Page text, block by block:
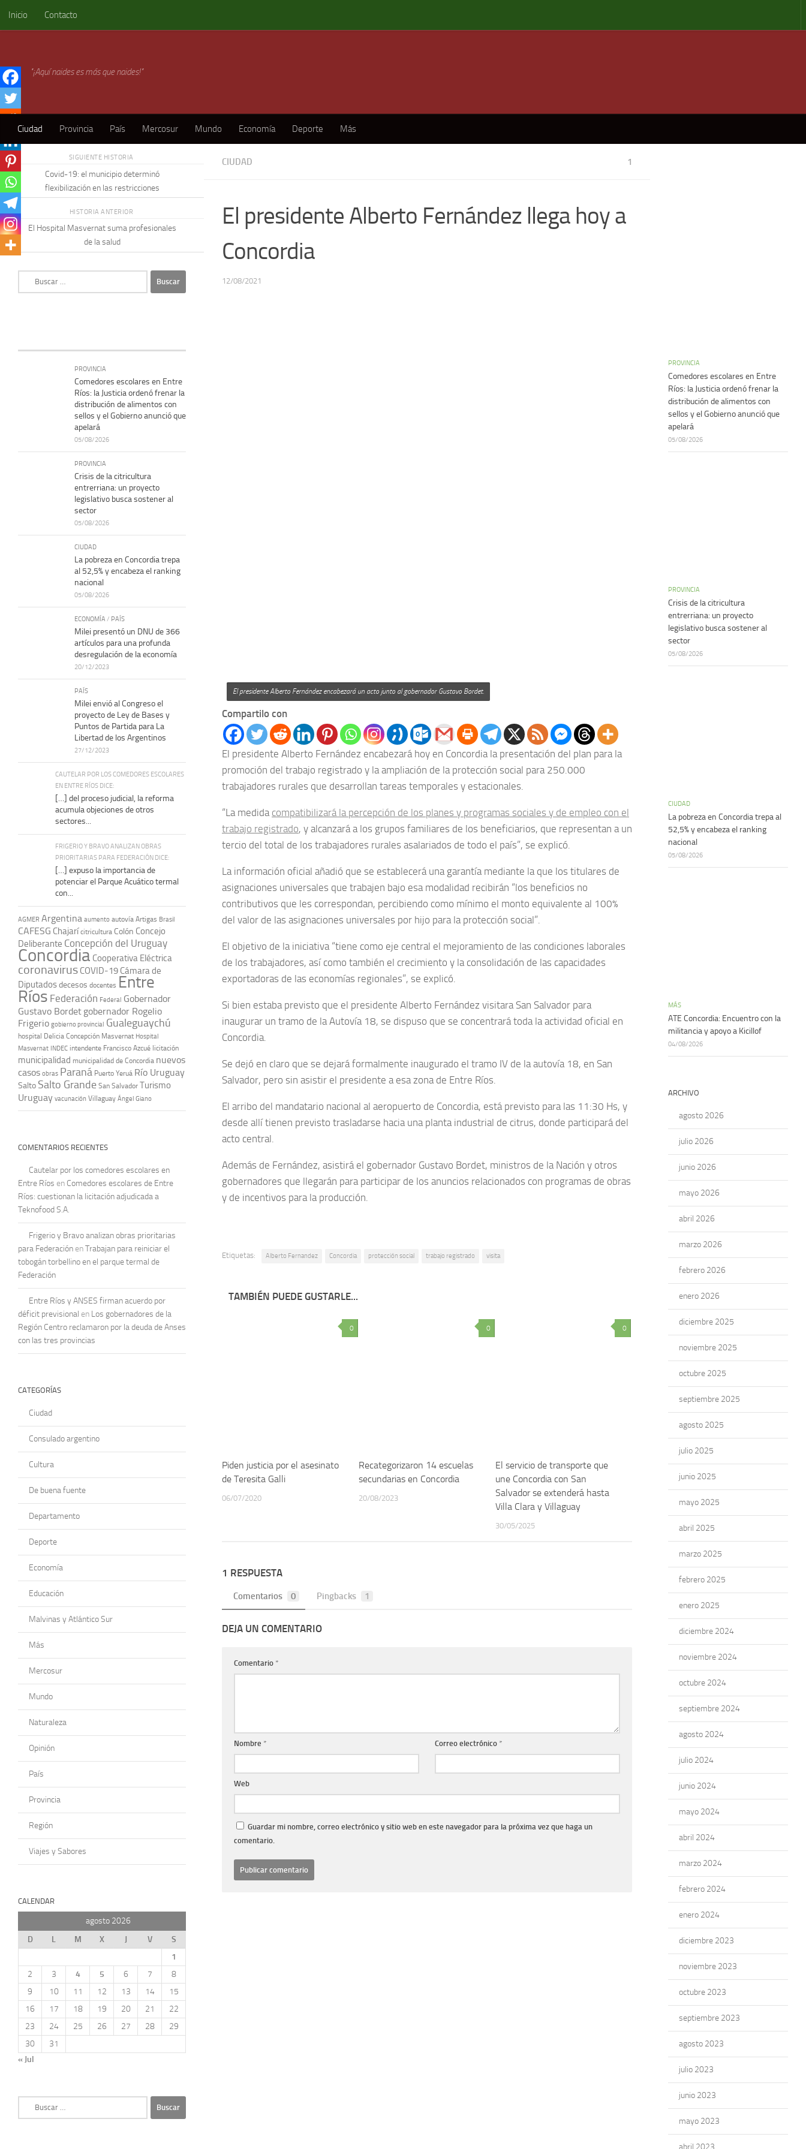
Skip to content
Inicio Contacto
"¡Aquí naides es más que naides!"
Ciudad Provincia País Mercosur Mundo Economía Deporte Más
CIUDAD 1
El presidente Alberto Fernández llega hoy a
Concordia
12/08/2021
El presidente Alberto Fernández encabezará un acto junto al gobernador Gustavo Bordet.
Compartilo con
El presidente Alberto Fernández encabezará hoy en Concordia la presentación del plan para la
promoción del trabajo registrado y la ampliación de la protección social para 250.000
trabajadores rurales que desarrollan tareas temporales y estacionales.
“La medida compatibilizará la percepción de los planes y programas sociales y de empleo con el
trabajo registrado, y alcanzará a los grupos familiares de los beneficiarios, que representan a un
tercio del total de los trabajadores rurales asalariados de todo el país”, se explicó.
La información oficial añadió que se establecerá una garantía mediante la que los titulares de
asignaciones universales que trabajen bajo esa modalidad recibirán “los beneficios no
contributivos que les correspondan, percibiendo como mínimo el monto equivalente al 100%
del valor de las asignaciones universales por hijo para la protección social”.
El objetivo de la iniciativa “tiene como eje central el mejoramiento de las condiciones laborales
de los trabajadores, así como también el crecimiento y la consolidación de las capacidades
exportadoras de las economías regionales”, se explicó.
Si bien estaba previsto que el presidente Alberto Fernández visitara San Salvador para
inaugurar un tramo de la Autovía 18, se dispuso que se concentrará toda la actividad oficial en
Concordia.
Se dejó en claro que se dejará formalmente inaugurado el tramo IV de la autovía 18, en San
Salvador, pero sin asistir el presidente a esa zona de Entre Ríos.
El arribo del mandatario nacional al aeropuerto de Concordia, está previsto para las 11:30 Hs, y
desde allí tienen previsto trasladarse hacia una planta industrial de citrus, donde participará del
acto central.
Además de Fernández, asistirá el gobernador Gustavo Bordet, ministros de la Nación y otros
gobernadores que llegarán para participar de los anuncios relacionados con programas de obras
y de incentivos para la producción.
Etiquetas: Alberto Fernandez Concordia protección social trabajo registrado visita
TAMBIÉN PUEDE GUSTARLE...
0
Piden justicia por el asesinato
de Teresita Galli
06/07/2020
0
Recategorizaron 14 escuelas
secundarias en Concordia
20/08/2023
0
El servicio de transporte que
une Concordia con San
Salvador se extenderá hasta
Villa Clara y Villaguay
30/05/2025
1 RESPUESTA
Comentarios 0 Pingbacks 1
DEJA UN COMENTARIO
Comentario *
Nombre * Correo electrónico *
Web
Guardar mi nombre, correo electrónico y sitio web en este navegador para la próxima vez que haga un
comentario.
SIGUIENTE HISTORIA
Covid-19: el municipio determinó
flexibilización en las restricciones
HISTORIA ANTERIOR
El Hospital Masvernat suma profesionales
de la salud
PROVINCIA
Comedores escolares en Entre
Ríos: la Justicia ordenó frenar la
distribución de alimentos con
sellos y el Gobierno anunció que
apelará
05/08/2026
PROVINCIA
Crisis de la citricultura
entrerriana: un proyecto
legislativo busca sostener al
sector
05/08/2026
CIUDAD
La pobreza en Concordia trepa
al 52,5% y encabeza el ranking
nacional
05/08/2026
ECONOMÍA / PAÍS
Milei presentó un DNU de 366
artículos para una profunda
desregulación de la economía
20/12/2023
PAÍS
Milei envió al Congreso el
proyecto de Ley de Bases y
Puntos de Partida para La
Libertad de los Argentinos
27/12/2023
CAUTELAR POR LOS COMEDORES ESCOLARES
EN ENTRE RÍOS DICE:
[…] del proceso judicial, la reforma
acumula objeciones de otros
sectores...
FRIGERIO Y BRAVO ANALIZAN OBRAS
PRIORITARIAS PARA FEDERACIÓN DICE:
[…] expuso la importancia de
potenciar el Parque Acuático termal
con...
AGMER Argentina aumento autovía Artigas Brasil
CAFESG Chajarí citricultura Colón Concejo
Deliberante Concepción del Uruguay
Concordia Cooperativa Eléctrica
coronavirus COVID-19 Cámara de
Diputadosdecesos docentes Entre
Ríos Federación Federal Gobernador
Gustavo Bordet gobernador Rogelio
Frigerio gobierno provincial Gualeguaychú
hospital Delicia Concepción Masvernat Hospital
Masvernat INDEC intendente Francisco Azcué licitación
municipalidad municipalidad de Concordia nuevos
casos obras Paraná Puerto Yeruá Río Uruguay
Salto Salto Grande San Salvador Turismo
Uruguay vacunación Villaguay Ángel Giano
COMENTARIOS RECIENTES
Cautelar por los comedores escolares en
Entre Ríos en Comedores escolares de Entre
Ríos: cuestionan la licitación adjudicada a
Teknofood S.A.
Frigerio y Bravo analizan obras prioritarias
para Federación enTrabajan para reiniciar el
tobogán torbellino en el parque termal de
Federación
Entre Ríos y ANSES firman acuerdo por
déficit previsional en Los gobernadores de la
Región Centro reclamaron por la deuda de Anses
con las tres provincias
CATEGORÍAS
Ciudad
Consulado argentino
Cultura
De buena fuente
Departamento
Deporte
Economía
Educación
Malvinas y Atlántico Sur
Más
Mercosur
Mundo
Naturaleza
Opinión
País
Provincia
Región
Viajes y Sabores
CALENDAR
agosto 2026
D
L M X J V
S
1
2
3 4 5 6 7
8
9
10 11 12 13 14
15
16
17 18 19 20 21
22
23
24 25 26 27 28
29
30
31
« Jul
PROVINCIA
Comedores escolares en Entre
Ríos: la Justicia ordenó frenar la
distribución de alimentos con
sellos y el Gobierno anunció que
apelará
05/08/2026
PROVINCIA
Crisis de la citricultura
entrerriana: un proyecto
legislativo busca sostener al
sector
05/08/2026
CIUDAD
La pobreza en Concordia trepa al
52,5% y encabeza el ranking
nacional
05/08/2026
MÁS
ATE Concordia: Encuentro con la
militancia y apoyo a Kicillof
04/08/2026
ARCHIVO
agosto 2026
julio 2026
junio 2026
mayo 2026
abril 2026
marzo 2026
febrero 2026
enero 2026
diciembre 2025
noviembre 2025
octubre 2025
septiembre 2025
agosto 2025
julio 2025
junio 2025
mayo 2025
abril 2025
marzo 2025
febrero 2025
enero 2025
diciembre 2024
noviembre 2024
octubre 2024
septiembre 2024
agosto 2024
julio 2024
junio 2024
mayo 2024
abril 2024
marzo 2024
febrero 2024
enero 2024
diciembre 2023
noviembre 2023
octubre 2023
septiembre 2023
agosto 2023
julio 2023
junio 2023
mayo 2023
abril 2023